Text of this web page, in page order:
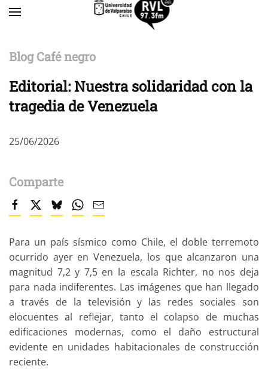
Blog Café negro
Editorial: Nuestra solidaridad con la
tragedia de Venezuela
25/06/2026
Comparte
Para un país sísmico como Chile, el doble terremoto
ocurrido ayer en Venezuela, los que alcanzaron una
magnitud 7,2 y 7,5 en la escala Richter, no nos deja
para nada indiferentes. Las imágenes que han llegado
a través de la televisión y las redes sociales son
elocuentes al reflejar, tanto el colapso de muchas
edificaciones modernas, como el daño estructural
evidente en unidades habitacionales de construcción
reciente.